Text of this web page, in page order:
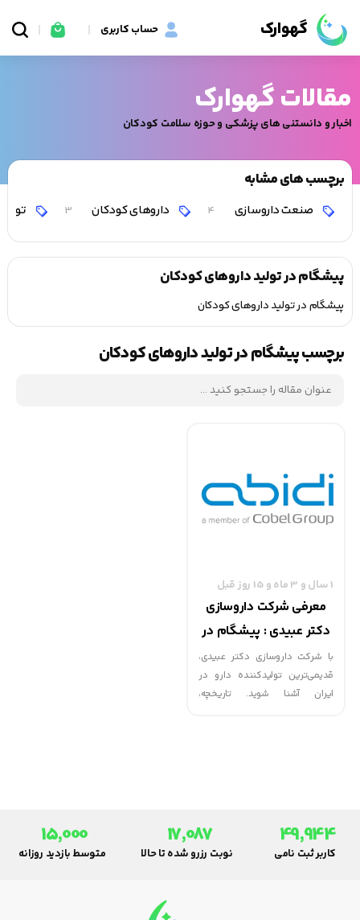
گهوارک حساب کاربری
مقالات گهوارک
اخبار و دانستنی های پزشکی و حوزه سلامت کودکان
برچسب های مشابه
صنعت داروسازی 4 داروهای کودکان 3
پیشگام در تولید داروهای کودکان
پیشگام در تولید داروهای کودکان
برچسب پیشگام در تولید داروهای کودکان
1 سال و 3 ماه و 15 روز قبل
معرفی شرکت داروسازی
دکتر عبیدی : پیشگام در
تولید داروهای کودکان
با شرکت داروسازی دکتر عبیدی،
قدیمی‌ترین تولیدکننده دارو در
ایران آشنا شوید. تاریخچه،
49,944
کاربر ثبت نامی
17,087
نوبت رزرو شده تا حالا
15,000
متوسط بازدید روزانه